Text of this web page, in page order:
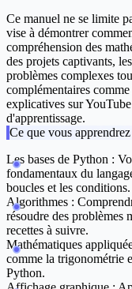
Ce manuel ne se limite
vise à démontrer
compréhension des
des projets captivants,
problèmes complexes
complémentaires
explicatives sur
d'apprentissage.
Ce que vous apprendrez
Les bases de Python :
fondamentaux du
boucles et les conditions.
Algorithmes :
résoudre des problèmes
recettes à suivre.
Mathématiques
comme la trigonométrie
Python.